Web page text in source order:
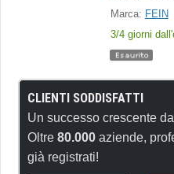
Marca: FEIN
3/4 giorni
CLIENTI SODDISFATTI
Un successo crescente
Oltre 80.000 aziende,
già registrati!